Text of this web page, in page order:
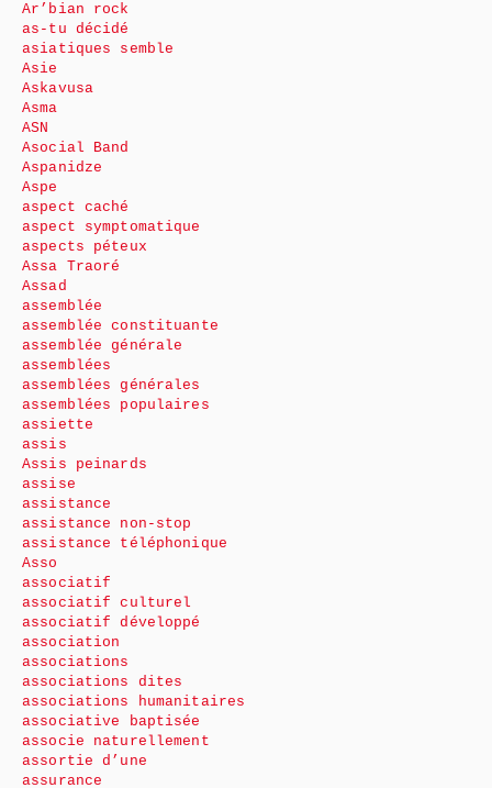
Ar’bian rock
as-tu décidé
asiatiques semble
Asie
Askavusa
Asma
ASN
Asocial Band
Aspanidze
Aspe
aspect caché
aspect symptomatique
aspects péteux
Assa Traoré
Assad
assemblée
assemblée constituante
assemblée générale
assemblées
assemblées générales
assemblées populaires
assiette
assis
Assis peinards
assise
assistance
assistance non-stop
assistance téléphonique
Asso
associatif
associatif culturel
associatif développé
association
associations
associations dites
associations humanitaires
associative baptisée
associe naturellement
assortie d’une
assurance